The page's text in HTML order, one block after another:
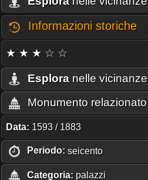
Informazioni storiche
★ ★ ★ ☆ ☆
Esplora nelle vicinanze
Monumento relazionato
Data: 1593 / 1883
Periodo: seicento
Categoria: palazzi